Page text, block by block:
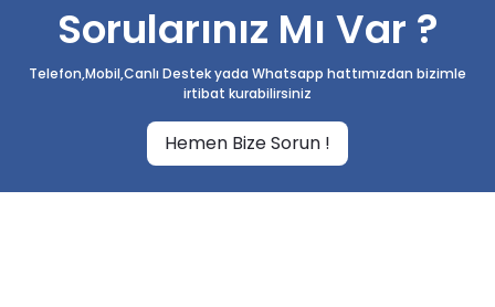
Sorularınız Mı Var ?
Telefon,Mobil,Canlı Destek yada Whatsapp hattımızdan bizimle
irtibat kurabilirsiniz
Hemen Bize Sorun !